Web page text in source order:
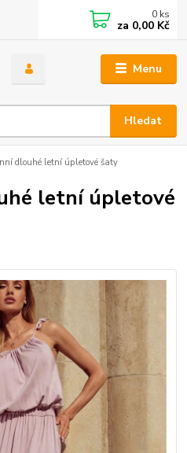
Menu
Hledat
0 ks
za 0,00 Kč
dlouhé letní úpletové šaty
letní úpletové